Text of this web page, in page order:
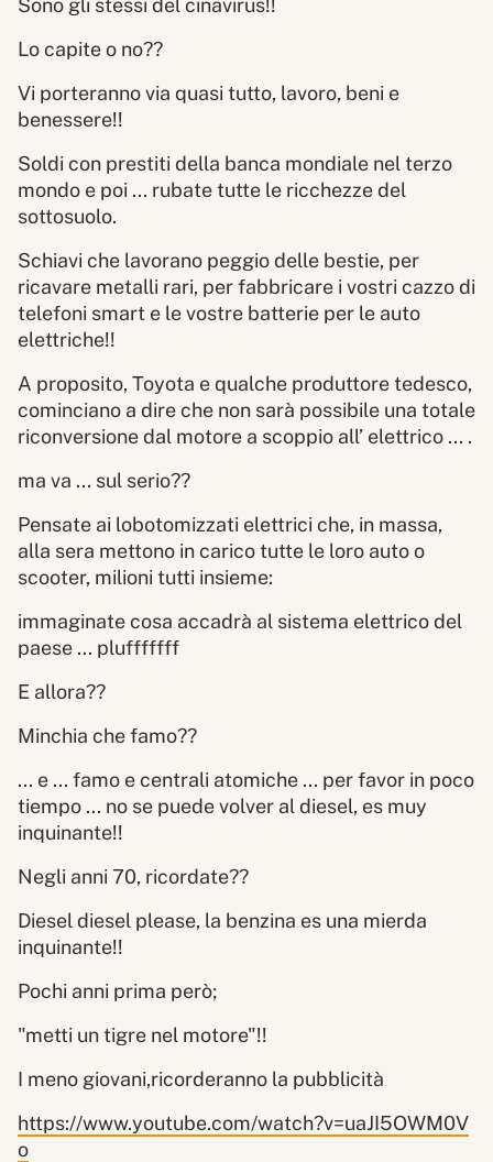
Sono gli stessi del cinavirus!!
Lo capite o no??
Vi porteranno via quasi tutto, lavoro, beni e
benessere!!
Soldi con prestiti della banca mondiale nel terzo
mondo e poi ... rubate tutte le ricchezze del
sottosuolo.
Schiavi che lavorano peggio delle bestie, per
ricavare metalli rari, per fabbricare i vostri cazzo di
telefoni smart e le vostre batterie per le auto
elettriche!!
A proposito, Toyota e qualche produttore tedesco,
cominciano a dire che non sarà possibile una totale
riconversione dal motore a scoppio all’ elettrico ... .
ma va ... sul serio??
Pensate ai lobotomizzati elettrici che, in massa,
alla sera mettono in carico tutte le loro auto o
scooter, milioni tutti insieme:
immaginate cosa accadrà al sistema elettrico del
paese ... plufffffff
E allora??
Minchia che famo??
... e ... famo e centrali atomiche ... per favor in poco
tiempo ... no se puede volver al diesel, es muy
inquinante!!
Negli anni 70, ricordate??
Diesel diesel please, la benzina es una mierda
inquinante!!
Pochi anni prima però;
"metti un tigre nel motore"!!
I meno giovani,ricorderanno la pubblicità
https://www.youtube.com/watch?v=uaJI5OWM0V
o